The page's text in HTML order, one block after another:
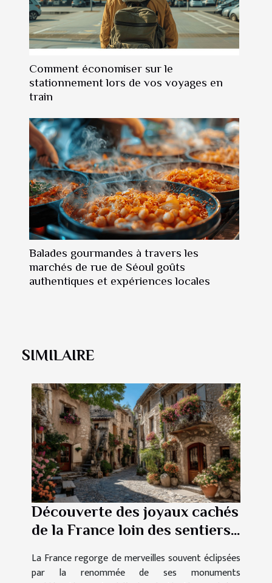
Comment économiser sur le
stationnement lors de vos voyages en
train
Balades gourmandes à travers les
marchés de rue de Séoul goûts
authentiques et expériences locales
SIMILAIRE
Découverte des joyaux cachés
de la France loin des sentiers
La France regorge de merveilles souvent éclipsées
par la renommée de ses monuments